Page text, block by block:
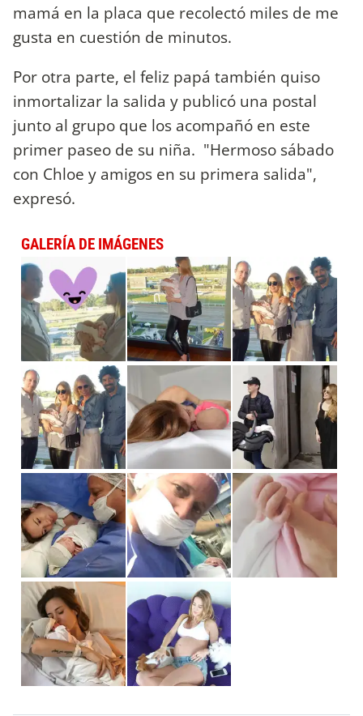
mamá en la placa que recolectó miles de me
gusta en cuestión de minutos.
Por otra parte, el feliz papá también quiso
inmortalizar la salida y publicó una postal
junto al grupo que los acompañó en este
primer paseo de su niña. "Hermoso sábado
con Chloe y amigos en su primera salida",
expresó.
GALERÍA DE IMÁGENES